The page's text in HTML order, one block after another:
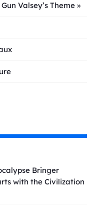
Valsey’s Theme »
Bringer
with the Civilization